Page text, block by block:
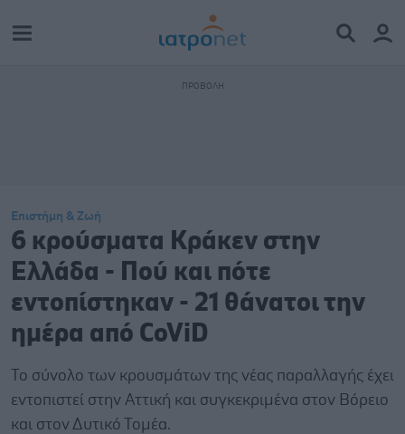
Επιστήμη & Ζωή
6 κρούσματα Κράκεν στην
Ελλάδα - Πού και πότε
εντοπίστηκαν - 21 θάνατοι την
ημέρα από CoViD
Το σύνολο των κρουσμάτων της νέας παραλλαγής έχει
εντοπιστεί στην Αττική και συγκεκριμένα στον Βόρειο
και στον Δυτικό Τομέα.